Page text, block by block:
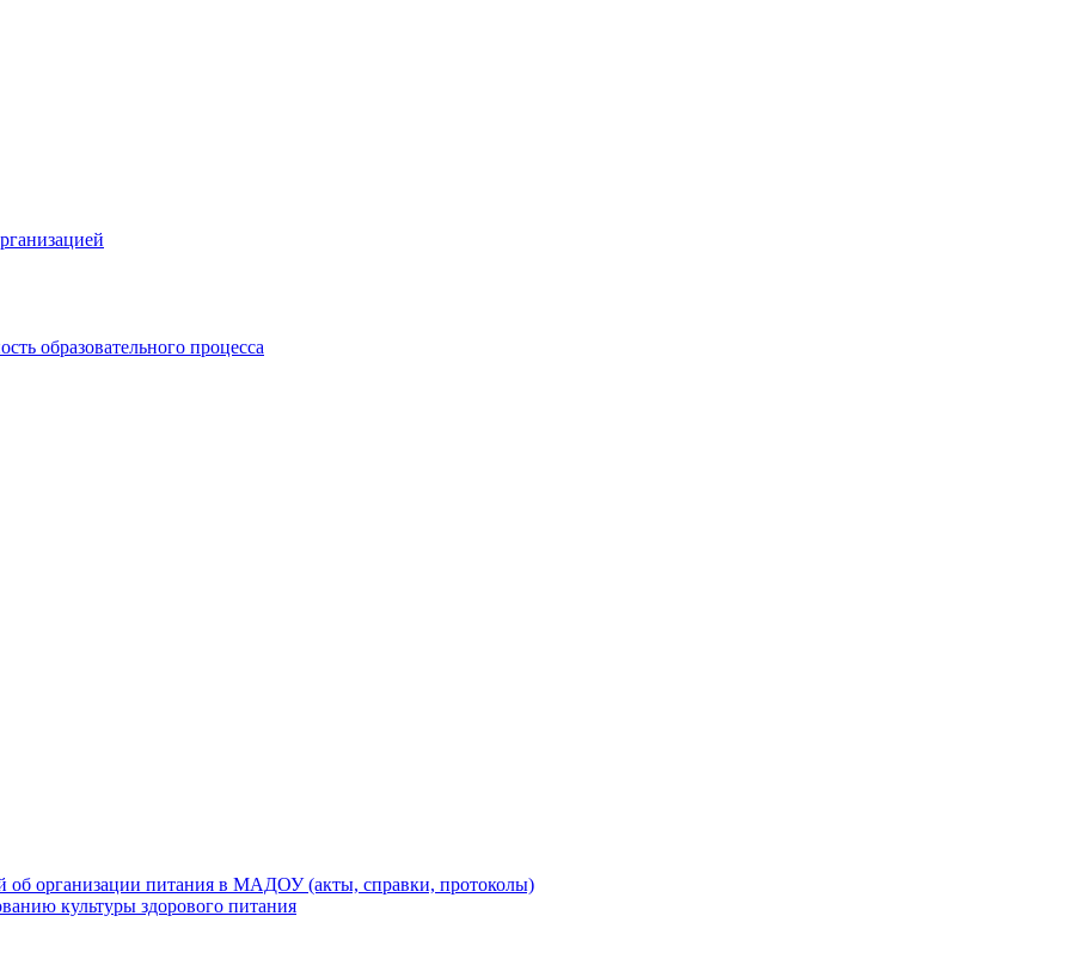
образовательного процесса
об организации питания в МАДОУ (акты, справки, протоколы)
культуры здорового питания